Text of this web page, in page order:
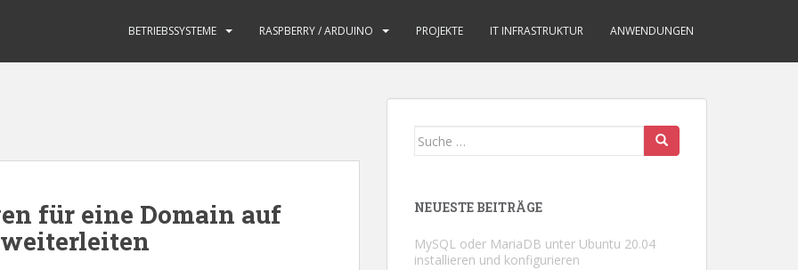
BETRIEBSSYSTEME RASPBERRY / ARDUINO PROJEKTE IT INFRASTRUKTUR ANWENDUNGEN
für eine Domain auf
Suche
NEUESTE BEITRÄGE
MySQL oder MariaDB unter Ubuntu 20.04
installieren und konfigurieren